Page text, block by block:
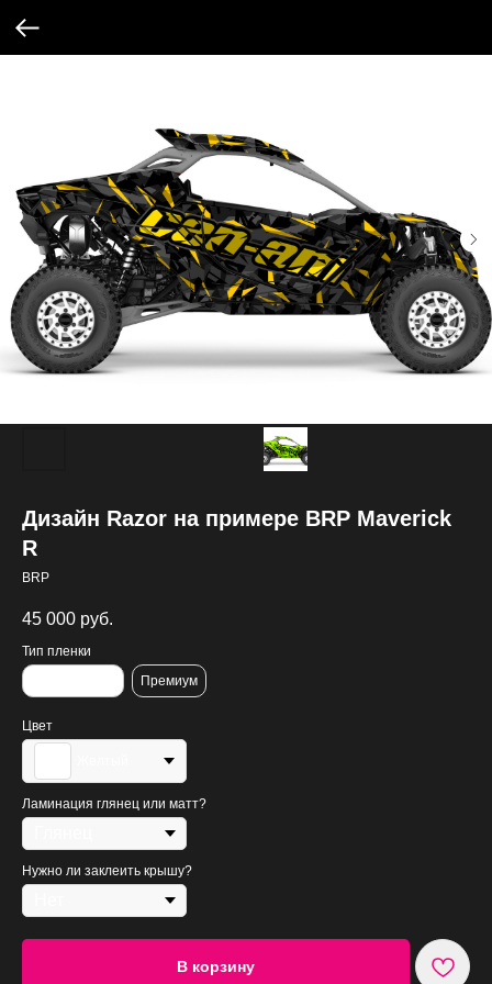
Дизайн Razor на примере BRP Maverick
R
BRP
45 000 руб.
Тип пленки
Премиум
Цвет
Ламинация глянец или матт?
Нужно ли заклеить крышу?
В корзину